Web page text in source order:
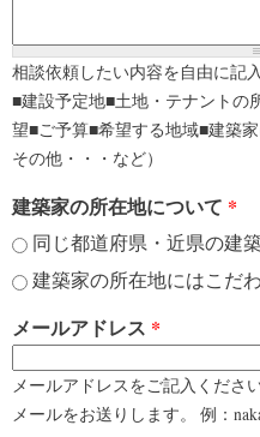
相談依頼したい内容を自由に記
■建設予定地■土地・テナントの
望■ご予算■希望する地域■建築
その他・・・など）
建築家の所在地について *
同じ都道府県・近県の建
建築家の所在地にはこだ
メールアドレス *
メールアドレスをご記入くださ
メールをお送りします。 例：